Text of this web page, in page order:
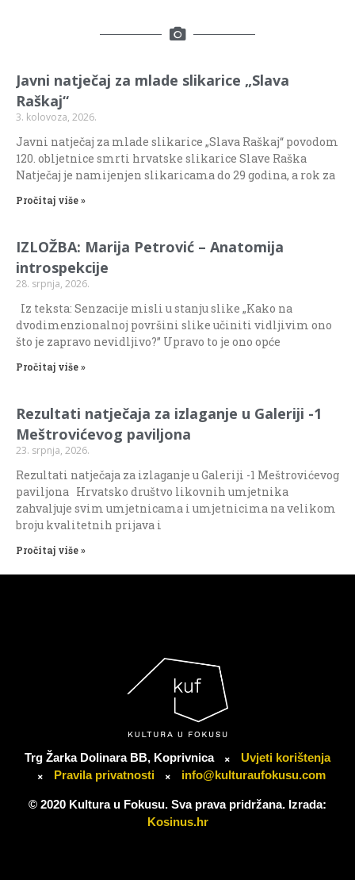
Javni natječaj za mlade slikarice „Slava
Raškaj“
3. kolovoza, 2026.
Javni natječaj za mlade slikarice „Slava Raškaj“ povodom
120. obljetnice smrti hrvatske slikarice Slave Raška
Natječaj je namijenjen slikaricama do 29 godina, a rok za
Pročitaj više »
IZLOŽBA: Marija Petrović – Anatomija
introspekcije
28. srpnja, 2026.
Iz teksta: Senzacije misli u stanju slike „Kako na
dvodimenzionalnoj površini slike učiniti vidljivim ono
što je zapravo nevidljivo?” Upravo to je ono opće
Pročitaj više »
Rezultati natječaja za izlaganje u Galeriji -1
Meštrovićevog paviljona
23. srpnja, 2026.
Rezultati natječaja za izlaganje u Galeriji -1 Meštrovićevog
paviljona Hrvatsko društvo likovnih umjetnika
zahvaljuje svim umjetnicama i umjetnicima na velikom
broju kvalitetnih prijava i
Pročitaj više »
Trg Žarka Dolinara BB, Koprivnica
Uvjeti korištenja
Pravila privatnosti
info@kulturaufokusu.com
© 2020 Kultura u Fokusu. Sva prava pridržana. Izrada:
Kosinus.hr